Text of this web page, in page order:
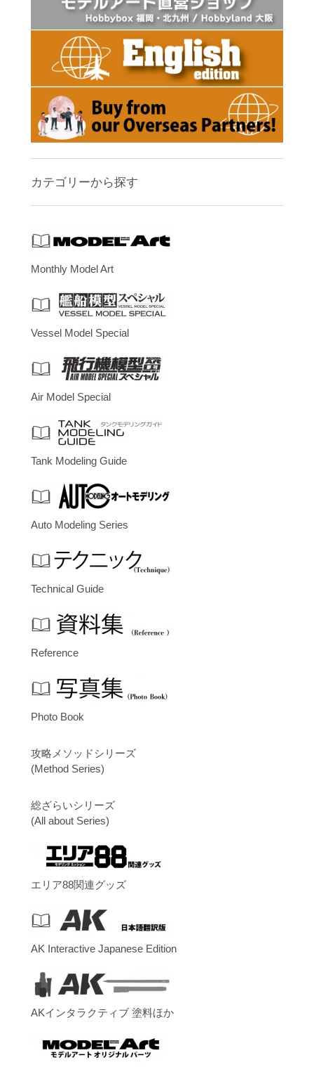
カテゴリーから探す
Monthly Model Art
Vessel Model Special
Air Model Special
Tank Modeling Guide
Auto Modeling Series
Technical Guide
Reference
Photo Book
攻略メソッドシリーズ
(Method Series)
総ざらいシリーズ
(All about Series)
エリア88関連グッズ
AK Interactive Japanese Edition
AKインタラクティブ 塗料ほか